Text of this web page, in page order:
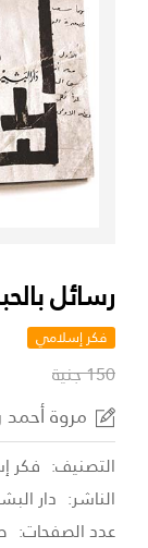
رسائل
فكر إسلامي
150 جنية
مروة
التصنيف: فكر
الناشر: دار
عدد الصفحات: